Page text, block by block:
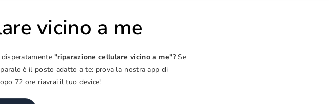
vicino a me
"riparazione cellulare vicino a me"?Se
è il posto adatto a te: prova la nostra app di
72 ore riavrai il tuo device!